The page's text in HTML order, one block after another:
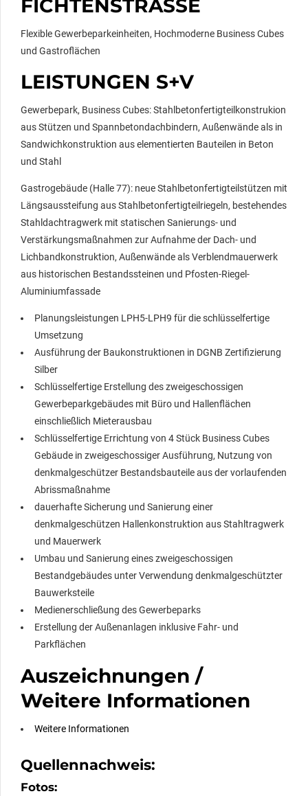
FICHTENSTRASSE
Flexible Gewerbeparkeinheiten, Hochmoderne Business Cubes
und Gastroflächen
LEISTUNGEN S+V
Gewerbepark, Business Cubes: Stahlbetonfertigteilkonstrukion
aus Stützen und Spannbetondachbindern, Außenwände als in
Sandwichkonstruktion aus elementierten Bauteilen in Beton
und Stahl
Gastrogebäude (Halle 77): neue Stahlbetonfertigteilstützen mit
Längsaussteifung aus Stahlbetonfertigteilriegeln, bestehendes
Stahldachtragwerk mit statischen Sanierungs- und
Verstärkungsmaßnahmen zur Aufnahme der Dach- und
Lichbandkonstruktion, Außenwände als Verblendmauerwerk
aus historischen Bestandssteinen und Pfosten-Riegel-
Aluminiumfassade
Planungsleistungen LPH5-LPH9 für die schlüsselfertige
Umsetzung
Ausführung der Baukonstruktionen in DGNB Zertifizierung
Silber
Schlüsselfertige Erstellung des zweigeschossigen
Gewerbeparkgebäudes mit Büro und Hallenflächen
einschließlich Mieterausbau
Schlüsselfertige Errichtung von 4 Stück Business Cubes
Gebäude in zweigeschossiger Ausführung, Nutzung von
denkmalgeschützer Bestandsbauteile aus der vorlaufenden
Abrissmaßnahme
dauerhafte Sicherung und Sanierung einer
denkmalgeschützen Hallenkonstruktion aus Stahltragwerk
und Mauerwerk
Umbau und Sanierung eines zweigeschossigen
Bestandgebäudes unter Verwendung denkmalgeschützter
Bauwerksteile
Medienerschließung des Gewerbeparks
Erstellung der Außenanlagen inklusive Fahr- und
Parkflächen
Auszeichnungen /
Weitere Informationen
Weitere Informationen
Quellennachweis:
Fotos: